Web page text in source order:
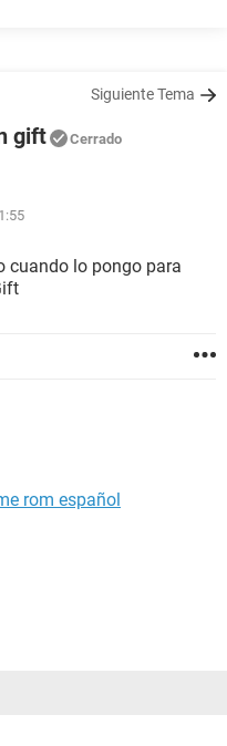
Siguiente Tema
gift Cerrado
cuando lo pongo para
rom español